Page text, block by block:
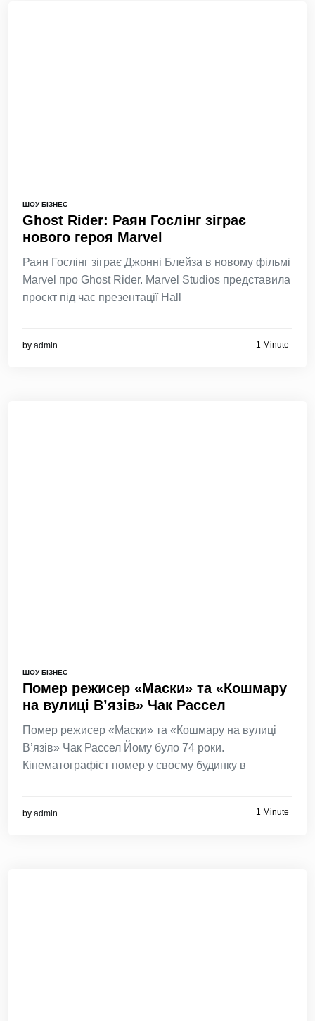
ШОУ БІЗНЕС
Ghost Rider: Раян Гослінг зіграє
нового героя Marvel
Раян Гослінг зіграє Джонні Блейза в новому фільмі
Marvel про Ghost Rider. Marvel Studios представила
проєкт під час презентації Hall
by admin 1 Minute
ШОУ БІЗНЕС
Помер режисер «Маски» та «Кошмару
на вулиці В’язів» Чак Рассел
Помер режисер «Маски» та «Кошмару на вулиці
В’язів» Чак Рассел Йому було 74 роки.
Кінематографіст помер у своєму будинку в
by admin 1 Minute